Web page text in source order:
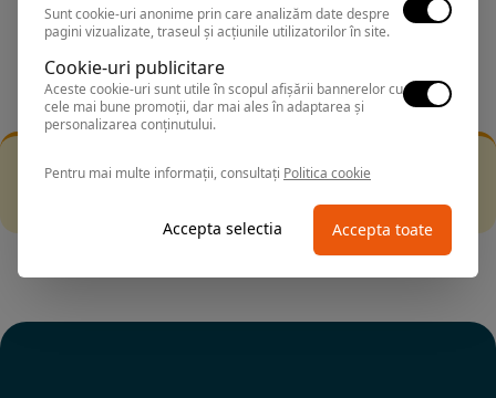
Stele 5-1
Filtrarea nu a returnat niciun rezultat
Incearca sa folosesti o cautarea mai generala sau alege
Sunt cookie-uri anonime prin care analizăm date despre
pagini vizualizate, traseul și acțiunile utilizatorilor în site.
Cookie-uri publicitare
Aceste cookie-uri sunt utile în scopul afișării bannerelor cu
cele mai bune promoții, dar mai ales în adaptarea și
personalizarea conținutului.
Pentru mai multe informații, consultați Politica cookie
Accepta selectia Accepta toate